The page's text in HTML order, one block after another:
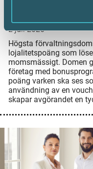
2 juli 2026
Högsta
lojalitetspoäng som
momsmässigt. Domen
företag med
poäng varken ska ses
användning av en
skapar avgörandet en